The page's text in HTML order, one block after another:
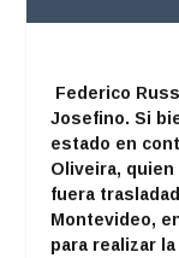
Federico
Josefino. Si
estado en
Oliveira, quien
fuera
Montevideo,
para realizar